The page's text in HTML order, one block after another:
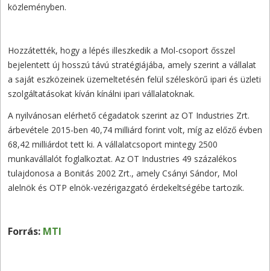
közleményben.
Hozzátették, hogy a lépés illeszkedik a Mol-csoport ősszel
bejelentett új hosszú távú stratégiájába, amely szerint a vállalat
a saját eszközeinek üzemeltetésén felül széleskörű ipari és üzleti
szolgáltatásokat kíván kínálni ipari vállalatoknak.
A nyilvánosan elérhető cégadatok szerint az OT Industries Zrt.
árbevétele 2015-ben 40,74 milliárd forint volt, míg az előző évben
68,42 milliárdot tett ki. A vállalatcsoport mintegy 2500
munkavállalót foglalkoztat. Az OT Industries 49 százalékos
tulajdonosa a Bonitás 2002 Zrt., amely Csányi Sándor, Mol
alelnök és OTP elnök-vezérigazgató érdekeltségébe tartozik.
Forrás: MTI